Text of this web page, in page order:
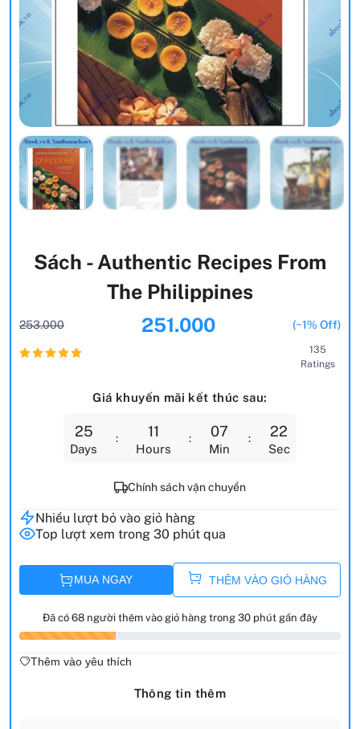
Sách - Authentic Recipes From
The Philippines
253.000 251.000 (~1% Off)
135
Ratings
Giá khuyến mãi kết thúc sau:
25
Days
11
Hours
07
Min
21
Sec
Chính sách vận chuyển
Nhiều lượt bỏ vào giỏ hàng
Top lượt xem trong 30 phút qua
MUA NGAY THÊM VÀO GIỎ HÀNG
Đã có 68 người thêm vào giỏ hàng trong 30 phút gần đây
Thêm vào yêu thích
Thông tin thêm